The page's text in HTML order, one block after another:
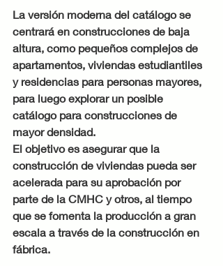
La versión moderna del catálogo se
centrará en construcciones de baja
altura, como pequeños complejos de
apartamentos, viviendas estudiantiles
y residencias para personas mayores,
para luego explorar un posible
catálogo para construcciones de
mayor densidad.
El objetivo es asegurar que la
construcción de viviendas pueda ser
acelerada para su aprobación por
parte de la CMHC y otros, al tiempo
que se fomenta la producción a gran
escala a través de la construcción en
fábrica.